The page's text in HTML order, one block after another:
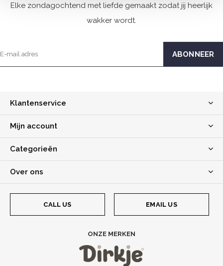
Elke zondagochtend met liefde gemaakt zodat jij heerlijk
wakker wordt.
Klantenservice
Mijn account
Categorieën
Over ons
CALL US EMAIL US
ONZE MERKEN